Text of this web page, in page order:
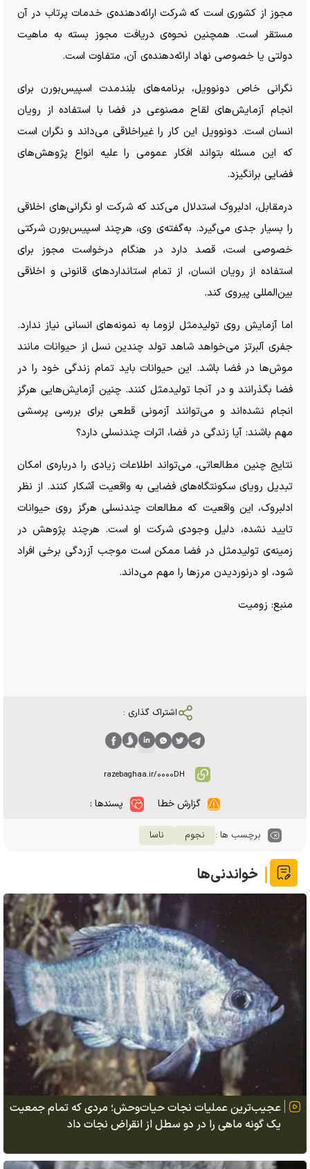
مجوز از کشوری است که شرکت ارائه‌دهنده‌ی خدمات پرتاب در آن
مستقر است. همچنین نحوه‌ی دریافت مجوز بسته به ماهیت
دولتی یا خصوصی نهاد ارائه‌دهنده‌ی آن، متفاوت است.
نگرانی خاص دونوویل، برنامه‌های بلندمدت اسپیس‌بورن برای
انجام آزمایش‌های لقاح مصنوعی در فضا با استفاده از رویان
انسان است. دونوویل این کار را غیراخلاقی می‌داند و نگران است
که این مسئله بتواند افکار عمومی را علیه انواع پژوهش‌های
فضایی برانگیزد.
درمقابل، ادلبروک استدلال می‌کند که شرکت او نگرانی‌های اخلاقی
را بسیار جدی می‌گیرد. به‌گفته‌ی وی، هرچند اسپیس‌بورن شرکتی
خصوصی است، قصد دارد در هنگام درخواست مجوز برای
استفاده از رویان انسان، از تمام استاندارد‌های قانونی و اخلاقی
بین‌المللی پیروی کند.
اما آزمایش روی تولیدمثل لزوما به نمونه‌های انسانی نیاز ندارد.
جفری آلبرتز می‌خواهد شاهد تولد چندین نسل از حیوانات مانند
موش‌ها در فضا باشد. این حیوانات باید تمام زندگی خود را در
فضا بگذرانند و در آنجا تولیدمثل کنند. چنین آزمایش‌هایی هرگز
انجام نشده‌اند و می‌توانند آزمونی قطعی برای بررسی پرسشی
مهم باشند: آیا زندگی در فضا، اثرات چندنسلی دارد؟
نتایج چنین مطالعاتی، می‌تواند اطلاعات زیادی را درباره‌ی امکان
تبدیل رویای سکونتگاه‌های فضایی به واقعیت آشکار کنند. از نظر
ادلبروک، این واقعیت که مطالعات چندنسلی هرگز روی حیوانات
تایید نشده، دلیل وجودی شرکت او است. هرچند پژوهش در
زمینه‌ی تولیدمثل در فضا ممکن است موجب آزردگی برخی افراد
شود، او درنوردیدن مرز‌ها را مهم می‌داند.
منبع: زومیت
اشتراک گذاری :
گزارش خطا پسندها :
برچسب ها : نجوم ناسا
خواندنی‌ها
عجیب‌ترین عملیات نجات حیات‌وحش؛ مردی که تمام جمعیت
یک گونه ماهی را در دو سطل از انقراض نجات داد